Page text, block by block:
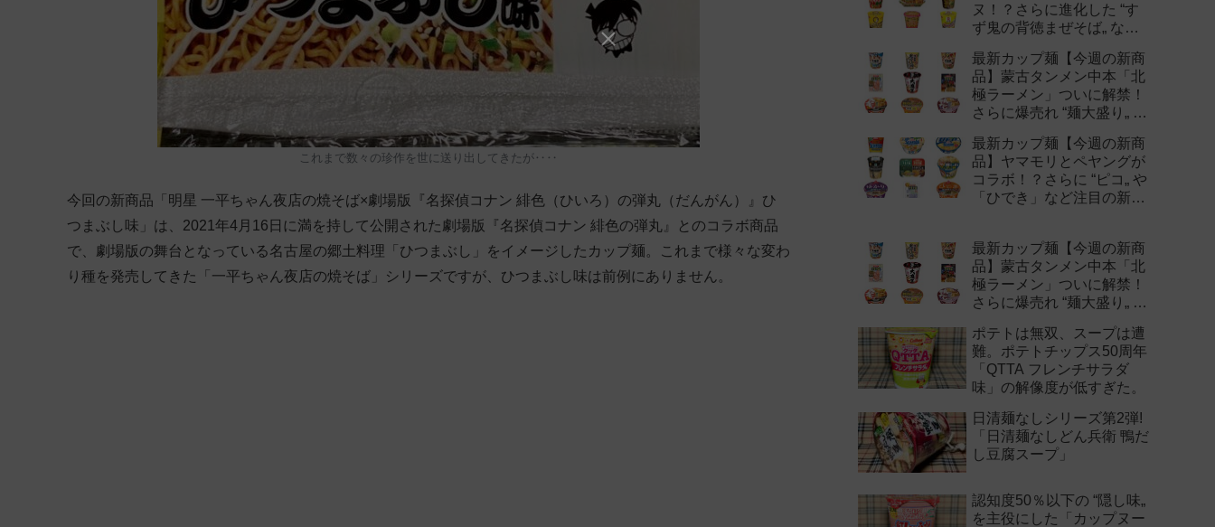
これまで数々の珍作を世に送り出してきたが‥‥
今回の新商品「明星 一平ちゃん夜店の焼そば×劇場版『名探偵コナン 緋色（ひいろ）の弾丸（だんがん）』ひ
つまぶし味」は、2021年4月16日に満を持して公開された劇場版『名探偵コナン 緋色の弾丸』とのコラボ商品
で、劇場版の舞台となっている名古屋の郷土料理「ひつまぶし」をイメージしたカップ麺。これまで様々な変わ
り種を発売してきた「一平ちゃん夜店の焼そば」シリーズですが、ひつまぶし味は前例にありません。
ヌ！？さらに進化した “す
ず鬼の背徳まぜそば„ など
最新カップ麺【今週の新商
品】蒙古タンメン中本「北
極ラーメン」ついに解禁！
さらに爆売れ “麺大盛り„ シ
作まとめ！
最新カップ麺【今週の新商
品】ヤマモリとペヤングが
コラボ！？さらに “ピコ„ や
「ひでき」など注目の新作
最新カップ麺【今週の新商
品】蒙古タンメン中本「北
極ラーメン」ついに解禁！
さらに爆売れ “麺大盛り„ シ
作まとめ！
ポテトは無双、スープは遭
難。ポテトチップス50周年
「QTTA フレンチサラダ
味」の解像度が低すぎた。
日清麺なしシリーズ第2弾!
「日清麺なしどん兵衛 鴨だ
し豆腐スープ」
認知度50％以下の “隠し味„
を主役にした「カップヌー